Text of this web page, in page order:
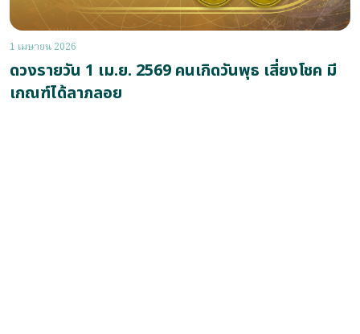
1 เมษายน 2026
ดวงรายวัน 1 เม.ย. 2569 คนเกิดวันพุธ เสี่ยงโชค มี
เกณฑ์ได้ลาภลอย